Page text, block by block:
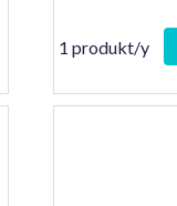
1 produkt/y